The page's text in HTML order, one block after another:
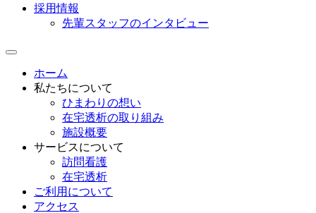
採用情報
先輩スタッフのインタビュー
ホーム
私たちについて
ひまわりの想い
在宅透析の取り組み
施設概要
サービスについて
訪問看護
在宅透析
ご利用について
アクセス